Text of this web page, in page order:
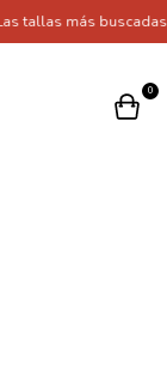
más buscadas se
0